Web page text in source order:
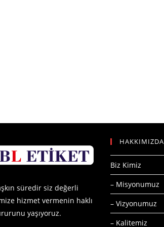
süredir siz değerli
hizmet vermenin haklı
yaşıyoruz.
HAKKIMIZDA
Biz Kimiz
– Misyonumuz
– Vizyonumuz
– Kalitemiz